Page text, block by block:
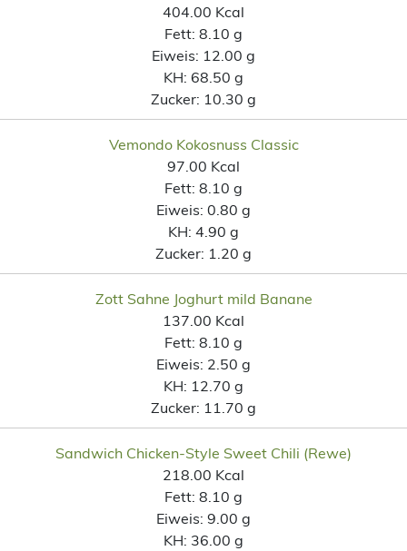
404.00 Kcal
Fett: 8.10 g
Eiweis: 12.00 g
KH: 68.50 g
Zucker: 10.30 g
Vemondo Kokosnuss Classic
97.00 Kcal
Fett: 8.10 g
Eiweis: 0.80 g
KH: 4.90 g
Zucker: 1.20 g
Zott Sahne Joghurt mild Banane
137.00 Kcal
Fett: 8.10 g
Eiweis: 2.50 g
KH: 12.70 g
Zucker: 11.70 g
Sandwich Chicken-Style Sweet Chili (Rewe)
218.00 Kcal
Fett: 8.10 g
Eiweis: 9.00 g
KH: 36.00 g